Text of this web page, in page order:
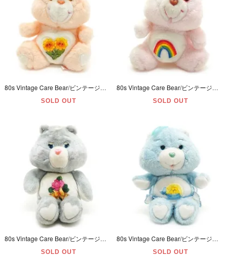
80s Vintage Care Bear/ビンテージケアベア・ぬいぐるみ・Friend Bear/フレンドベア・6inch(約16cm)
SOLD OUT
80s Vintage Care Bear/ビンテージケアベア・ぬいぐるみ・Cheer Bear/チアベア・6inch(約16cm) 【ダメージ有り】
SOLD OUT
80s Vintage Care Bear/ビンテージケアベア・ぬいぐるみ・Grams Bear/グラムスベア・16inch
SOLD OUT
80s Vintage Care Bear/ビンテージケアベア・ぬいぐるみ・Baby Tugs Bear/ベイビータグズベア・10inch
SOLD OUT